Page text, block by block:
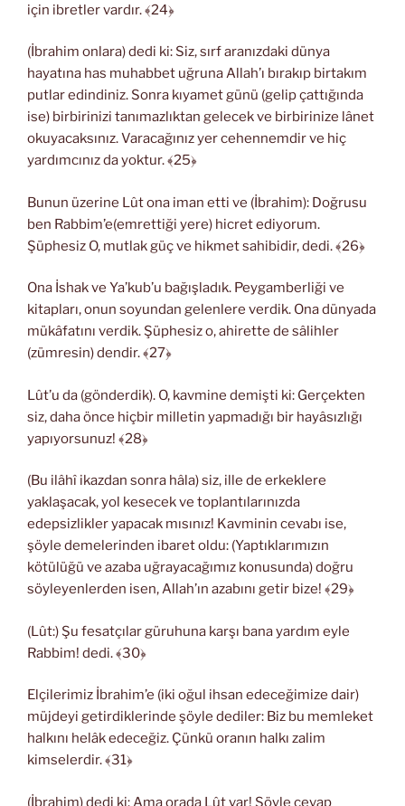
için ibretler vardır. ﴾24﴿
(İbrahim onlara) dedi ki: Siz, sırf aranızdaki dünya
hayatına has muhabbet uğruna Allah’ı bırakıp birtakım
putlar edindiniz. Sonra kıyamet günü (gelip çattığında
ise) birbirinizi tanımazlıktan gelecek ve birbirinize lânet
okuyacaksınız. Varacağınız yer cehennemdir ve hiç
yardımcınız da yoktur. ﴾25﴿
Bunun üzerine Lût ona iman etti ve (İbrahim): Doğrusu
ben Rabbim’e(emrettiği yere) hicret ediyorum.
Şüphesiz O, mutlak güç ve hikmet sahibidir, dedi. ﴾26﴿
Ona İshak ve Ya’kub’u bağışladık. Peygamberliği ve
kitapları, onun soyundan gelenlere verdik. Ona dünyada
mükâfatını verdik. Şüphesiz o, ahirette de sâlihler
(zümresin) dendir. ﴾27﴿
Lût’u da (gönderdik). O, kavmine demişti ki: Gerçekten
siz, daha önce hiçbir milletin yapmadığı bir hayâsızlığı
yapıyorsunuz! ﴾28﴿
(Bu ilâhî ikazdan sonra hâla) siz, ille de erkeklere
yaklaşacak, yol kesecek ve toplantılarınızda
edepsizlikler yapacak mısınız! Kavminin cevabı ise,
şöyle demelerinden ibaret oldu: (Yaptıklarımızın
kötülüğü ve azaba uğrayacağımız konusunda) doğru
söyleyenlerden isen, Allah’ın azabını getir bize! ﴾29﴿
(Lût:) Şu fesatçılar güruhuna karşı bana yardım eyle
Rabbim! dedi. ﴾30﴿
Elçilerimiz İbrahim’e (iki oğul ihsan edeceğimize dair)
müjdeyi getirdiklerinde şöyle dediler: Biz bu memleket
halkını helâk edeceğiz. Çünkü oranın halkı zalim
kimselerdir. ﴾31﴿
(İbrahim) dedi ki: Ama orada Lût var! Şöyle cevap